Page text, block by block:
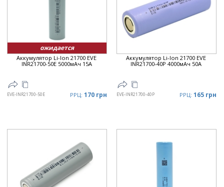
ожидается
Аккумулятор Li-Ion 21700 EVE
INR21700-50E 5000мАч 15А
EVE-INR21700-50E РРЦ: 170 грн
Аккумулятор Li-Ion 21700 EVE
INR21700-40P 4000мАч 50А
EVE-INR21700-40P РРЦ: 165 грн